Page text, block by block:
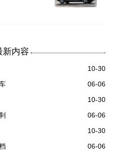
新内容
10-30
06-06
10-30
06-06
10-30
06-06